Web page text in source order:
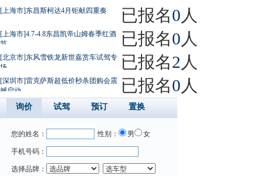
[上海市]东昌斯柯达4月钜献四重奏 已报名0 人
[上海市]4.7-4.8东昌凯帝山姆春季红酒
节
已报名0 人
[北京市]东风雪铁龙新世嘉赏车试驾专
场
已报名2 人
[深圳市]雷克萨斯超低价秒杀团购会震
撼启动
已报名0 人
询价 试驾 预订 置换
您的姓名： 性别： 男 女
手机号码：
选择品牌：